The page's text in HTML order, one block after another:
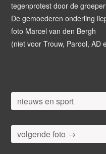
tegenprotest door de
De gemoederen onderling
foto Marcel van den Bergh
(niet voor Trouw, Parool, AD
nieuws en sport
volgende foto →